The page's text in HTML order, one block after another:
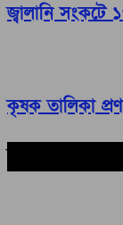
জ্বালানি সংকটে
কৃষক তালিকা